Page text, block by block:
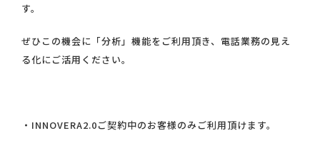
す。
ぜひこの機会に「分析」機能をご利用頂き、電話業務の見え
る化にご活用ください。
・INNOVERA2.0ご契約中のお客様のみご利用頂けます。